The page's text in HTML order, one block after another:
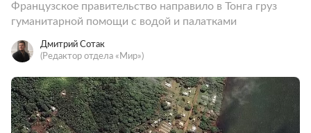
Французское правительство направило в Тонга груз
гуманитарной помощи с водой и палатками
Дмитрий Сотак
(Редактор отдела «Мир»)